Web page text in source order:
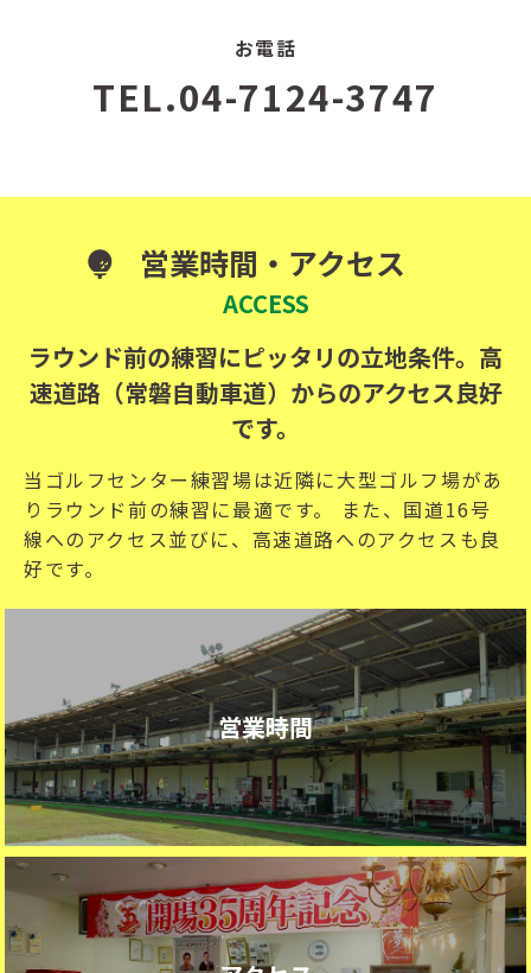
お電話
TEL.04-7124-3747
営業時間・アクセス
ACCESS
ラウンド前の練習にピッタリの立地条件。高
速道路（常磐自動車道）からのアクセス良好
です。
当ゴルフセンター練習場は近隣に大型ゴルフ場があ
りラウンド前の練習に最適です。 また、国道16号
線へのアクセス並びに、高速道路へのアクセスも良
好です。
営業時間